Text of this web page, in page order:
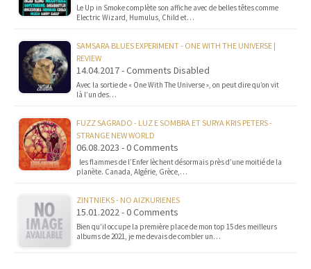
Le Up in Smoke complète son affiche avec de belles têtes comme
Electric Wizard, Humulus, Child et…
SAMSARA BLUES EXPERIMENT - ONE WITH THE UNIVERSE |
REVIEW
14.04.2017 - Comments Disabled
Avec la sortie de « One With The Universe », on peut dire qu’on vit
là l’un des…
FUZZ SAGRADO - LUZ E SOMBRA ET SURYA KRIS PETERS -
STRANGE NEW WORLD
06.08.2023 - 0 Comments
les flammes de l’Enfer lèchent désormais près d’une moitié de la
planète. Canada, Algérie, Grèce,…
ZINTNIEKS - NO AIZKURIENES
15.01.2022 - 0 Comments
Bien qu’il occupe la première place de mon top 15 des meilleurs
albums de 2021, je me devais de combler un…